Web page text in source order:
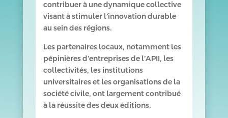
contribuer à une dynamique collective
visant à stimuler l’innovation durable
au sein des régions.
Les partenaires locaux, notamment les
pépinières d’entreprises de l’APII, les
collectivités, les institutions
universitaires et les organisations de la
société civile, ont largement contribué
à la réussite des deux éditions.